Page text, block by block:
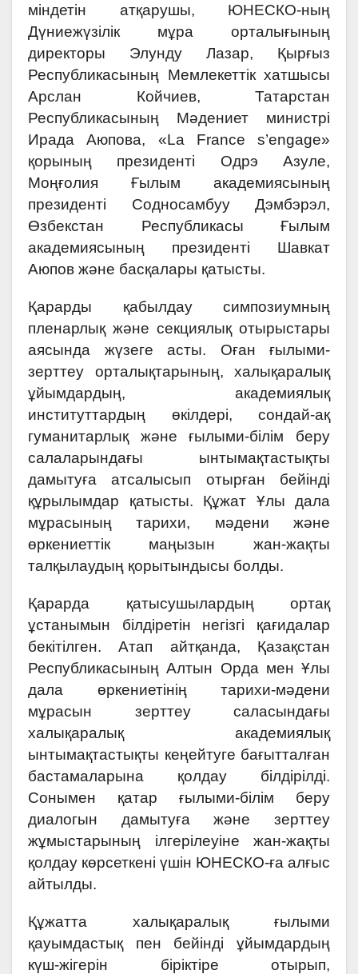
міндетін атқарушы, ЮНЕСКО-ның
Дүниежүзілік мұра орталығының
директоры Элунду Лазар, Қырғыз
Республикасының Мемлекеттік хатшысы
Арслан Койчиев, Татарстан
Республикасының Мәдениет министрі
Ирада Аюпова, «La France s’engage»
қорының президенті Одрэ Азуле,
Моңғолия Ғылым академиясының
президенті Содносамбуу Дэмбэрэл,
Өзбекстан Республикасы Ғылым
академиясының президенті Шавкат
Аюпов және басқалары қатысты.
Қарарды қабылдау симпозиумның
пленарлық және секциялық отырыстары
аясында жүзеге асты. Оған ғылыми-
зерттеу орталықтарының, халықаралық
ұйымдардың, академиялық
институттардың өкілдері, сондай-ақ
гуманитарлық және ғылыми-білім беру
салаларындағы ынтымақтастықты
дамытуға атсалысып отырған бейінді
құрылымдар қатысты. Құжат Ұлы дала
мұрасының тарихи, мәдени және
өркениеттік маңызын жан-жақты
талқылаудың қорытындысы болды.
Қарарда қатысушылардың ортақ
ұстанымын білдіретін негізгі қағидалар
бекітілген. Атап айтқанда, Қазақстан
Республикасының Алтын Орда мен Ұлы
дала өркениетінің тарихи-мәдени
мұрасын зерттеу саласындағы
халықаралық академиялық
ынтымақтастықты кеңейтуге бағытталған
бастамаларына қолдау білдірілді.
Сонымен қатар ғылыми-білім беру
диалогын дамытуға және зерттеу
жұмыстарының ілгерілеуіне жан-жақты
қолдау көрсеткені үшін ЮНЕСКО-ға алғыс
айтылды.
Құжатта халықаралық ғылыми
қауымдастық пен бейінді ұйымдардың
күш-жігерін біріктіре отырып,